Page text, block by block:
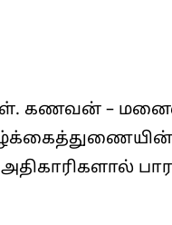
கணவன் –